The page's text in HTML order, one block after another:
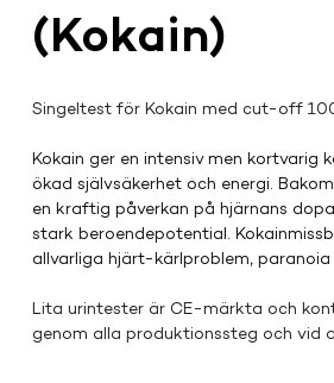
(Kokain)
Singeltest för Kokain med cut-off
Kokain ger en intensiv men kortvarig
ökad självsäkerhet och energi.
en kraftig påverkan på hjärnans
stark beroendepotential.
allvarliga hjärt-kärlproblem, paranoia
Lita urintester är CE-märkta och
genom alla produktionssteg och vid